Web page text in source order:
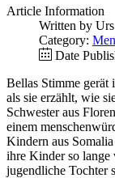
Article Information
Written by
Category:
Date
Bellas Stimme gerät
als sie erzählt, wie
Schwester aus
einem
Kindern aus
ihre Kinder so lange
jugendliche Tochter